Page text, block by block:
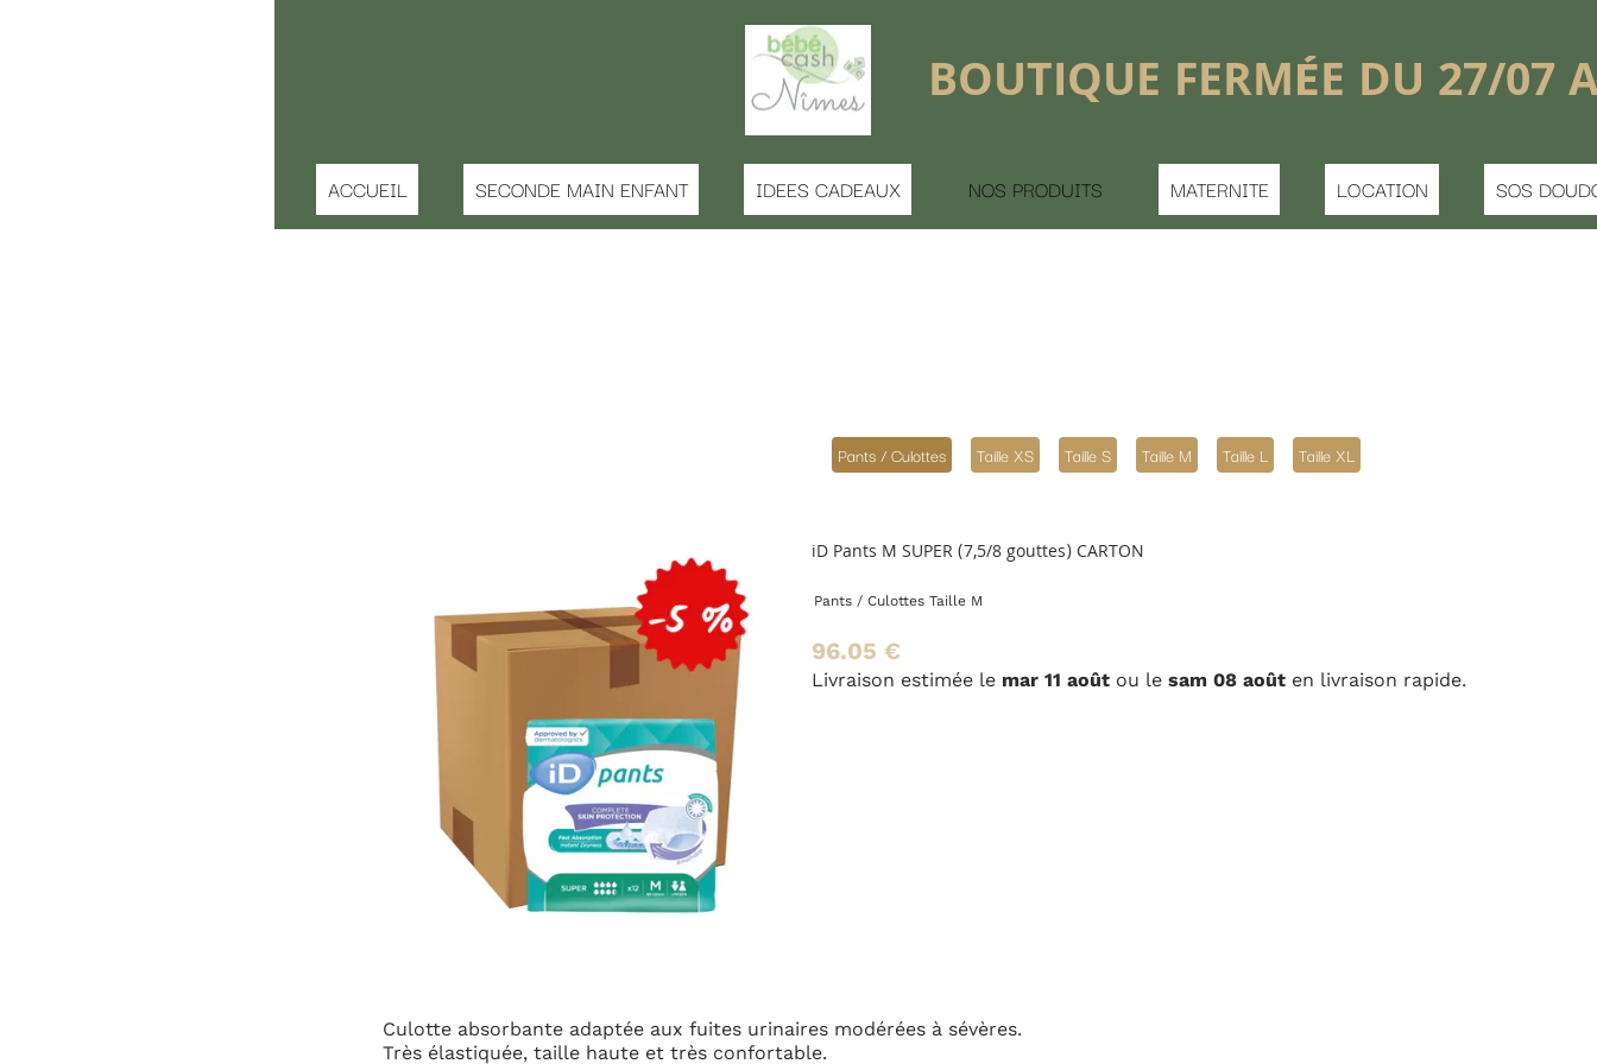
SECONDE MAIN ENFANT IDEES CADEAUX NOS PRODUITS MATERNITE LOCATION SOS DOUDOU PERDU CONTACT
BOUTIQUE FERMÉE DU 27/07 AU 16/08
Taille M Taille L Taille XL
iD Pants M SUPER (7,5/8 gouttes) CARTON
Pants / Culottes Taille M
96.05 €
Livraison estimée le mar 11 aoûtou le sam 08 aoûten livraison rapide.
Culotte absorbante adaptée aux fuites urinaires modérées à sévères.
Très élastiquée, taille haute et très confortable.